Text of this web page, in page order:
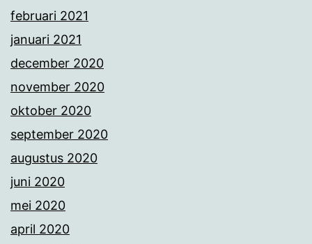
februari 2021
januari 2021
december 2020
november 2020
oktober 2020
september 2020
augustus 2020
juni 2020
mei 2020
april 2020